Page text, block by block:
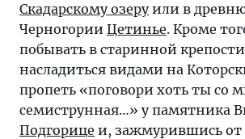
Скадарскому озеруили в
Черногории Цетинье. Кроме
побывать в старинной крепости
насладиться видами на
пропеть «поговори хоть ты со
семиструнная…» у памятника
Подгорице и, зажмурившись